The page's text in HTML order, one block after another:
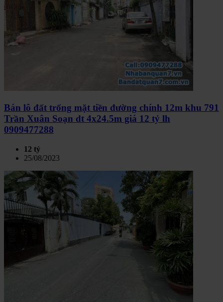
Bán lô đất trống mặt tiền đường chính 12m khu 791
Trần Xuân Soạn dt 4x24.5m giá 12 tỷ lh
0909477288
12 tỷ
25/08/2023